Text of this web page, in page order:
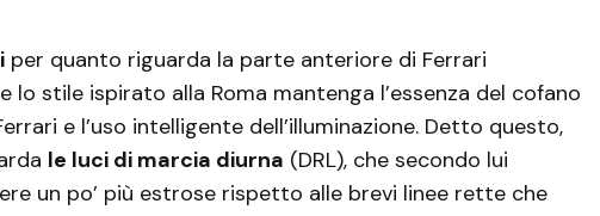
per quanto riguarda la parte anteriore di Ferrari
lo stile ispirato alla Roma mantenga l’essenza del cofano
e l’uso intelligente dell’illuminazione. Detto questo,
le luci di marcia diurna (DRL), che secondo lui
un po’ più estrose rispetto alle brevi linee rette che